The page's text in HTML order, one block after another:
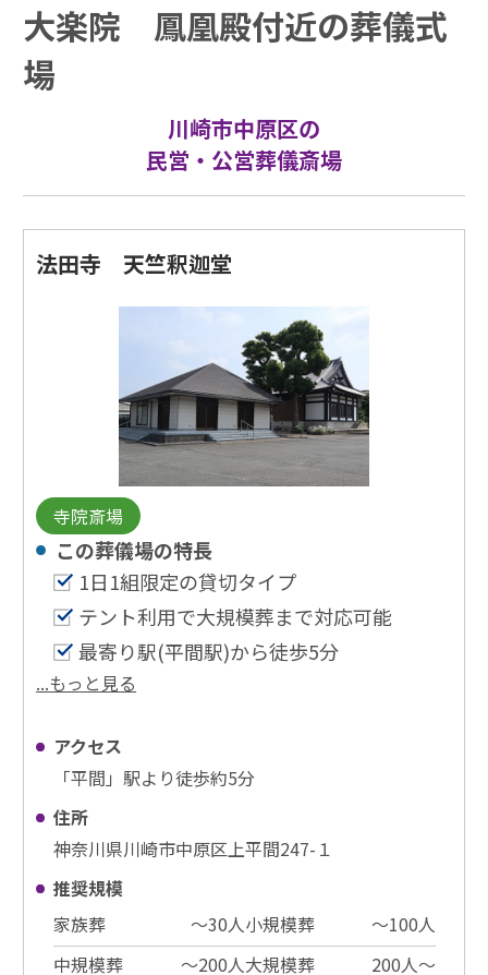
大楽院 鳳凰殿付近の葬儀式
場
川崎市中原区の
民営・公営葬儀斎場
法田寺 天竺釈迦堂
寺院斎場
この葬儀場の特⻑
1日1組限定の貸切タイプ
テント利用で大規模葬まで対応可能
最寄り駅(平間駅)から徒歩5分
...もっと見る
アクセス
「平間」駅より徒歩約5分
住所
神奈川県川崎市中原区上平間247-１
推奨規模
家族葬
〜30⼈小規模葬
〜100⼈
中規模葬
〜200⼈大規模葬 200⼈〜